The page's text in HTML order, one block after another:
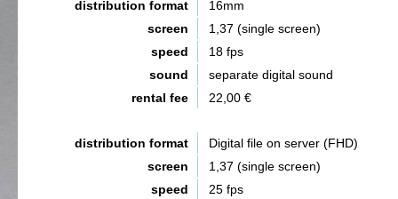
distribution format
16mm
screen
1,37 (single screen)
speed
18 fps
sound
separate digital sound
rental fee
22,00 €
distribution format
Digital file on server (FHD)
screen
1,37 (single screen)
speed
25 fps